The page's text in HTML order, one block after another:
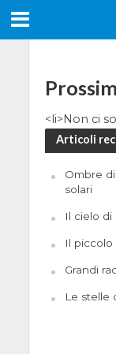
<li>Non ci
Articoli
Ombre
solari
Il cielo di
Il piccolo
Grandi
Le stelle